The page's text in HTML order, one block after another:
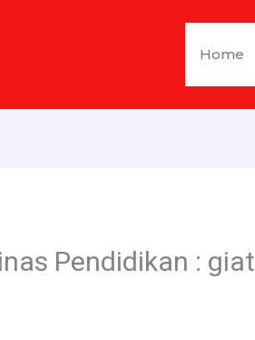
Home
Pendidikan : giat